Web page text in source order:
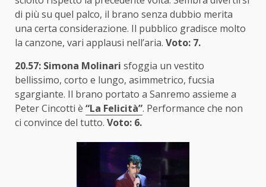
di più su quel palco, il brano senza dubbio merita
una certa considerazione. Il pubblico gradisce molto
la canzone, vari applausi nell’aria. Voto: 7.
20.57: Simona Molinari sfoggia un vestito
bellissimo, corto e lungo, asimmetrico, fucsia
sgargiante. Il brano portato a Sanremo assieme a
Peter Cincotti è “La Felicità”. Performance che non
ci convince del tutto. Voto: 6.